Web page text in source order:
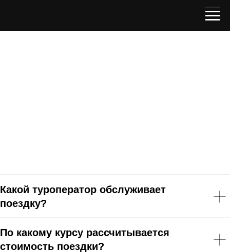
Какой туроператор обслуживает
поездку?
По какому курсу рассчитывается
стоимость поездки?